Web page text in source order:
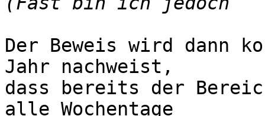
Der Beweis wird dann
Jahr nachweist,
dass bereits der
alle Wochentage